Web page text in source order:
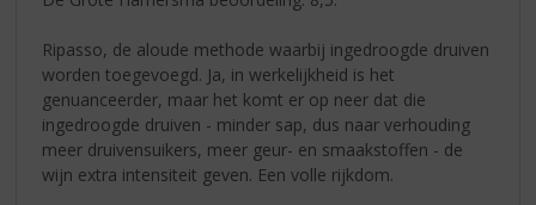
Ripasso, de aloude methode waarbij ingedroogde druiven
worden toegevoegd. Ja, in werkelijkheid is het
genuanceerder, maar het komt er op neer dat die
ingedroogde druiven - minder sap, dus naar verhouding
meer druivensuikers, meer geur- en smaakstoffen - de
wijn extra intensiteit geven. Een volle rijkdom.